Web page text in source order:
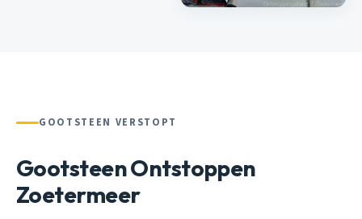
GOOTSTEEN VERSTOPT
Gootsteen Ontstoppen
Zoetermeer